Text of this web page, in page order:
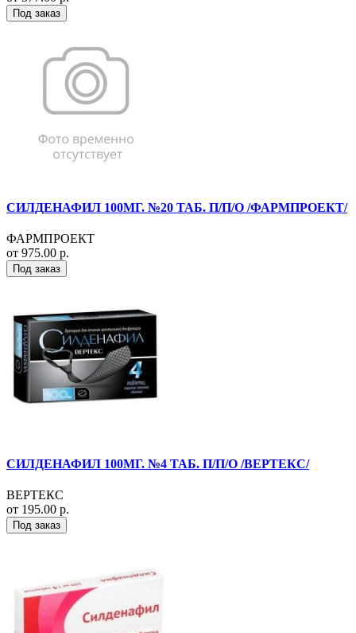
Под заказ
СИЛДЕНАФИЛ 100МГ. №20 ТАБ. П/П/О /ФАРМПРОЕКТ/
ФАРМПРОЕКТ
от 975.00 р.
Под заказ
СИЛДЕНАФИЛ 100МГ. №4 ТАБ. П/П/О /ВЕРТЕКС/
ВЕРТЕКС
от 195.00 р.
Под заказ